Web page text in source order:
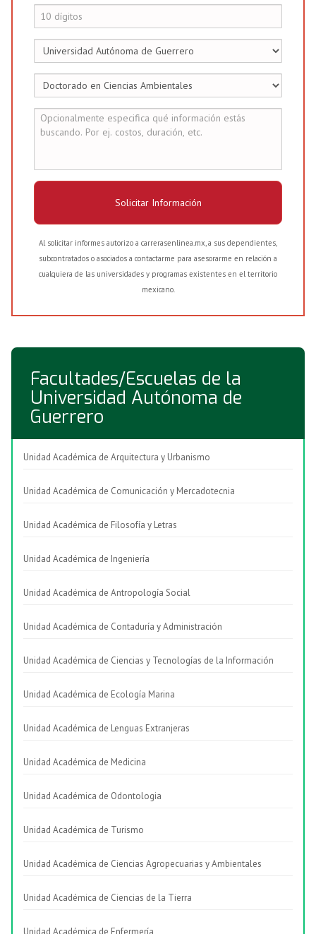
Solicitar Información
Al solicitar informes autorizo a carrerasenlinea.mx, a sus dependientes,
subcontratados o asociados a contactarme para asesorarme en relación a
cualquiera de las universidades y programas existentes en el territorio
mexicano.
Facultades/Escuelas de la
Universidad Autónoma de
Guerrero
Unidad Académica de Arquitectura y Urbanismo
Unidad Académica de Comunicación y Mercadotecnia
Unidad Académica de Filosofía y Letras
Unidad Académica de Ingeniería
Unidad Académica de Antropología Social
Unidad Académica de Contaduría y Administración
Unidad Académica de Ciencias y Tecnologías de la Información
Unidad Académica de Ecología Marina
Unidad Académica de Lenguas Extranjeras
Unidad Académica de Medicina
Unidad Académica de Odontologia
Unidad Académica de Turismo
Unidad Académica de Ciencias Agropecuarias y Ambientales
Unidad Académica de Ciencias de la Tierra
Unidad Académica de Enfermería